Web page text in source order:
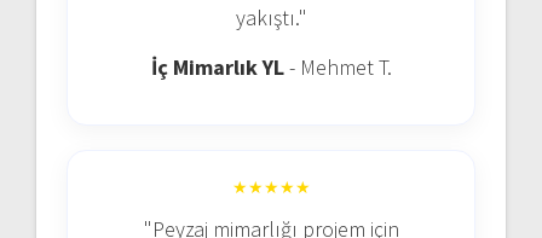
yakıştı."
İç Mimarlık YL- Mehmet T.
★★★★★
"Peyzaj mimarlığı projem için